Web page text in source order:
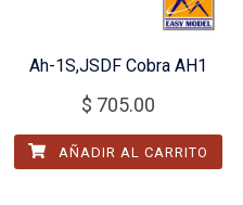
Ah-1S,JSDF Cobra AH1
$ 705.00
AÑADIR AL CARRITO